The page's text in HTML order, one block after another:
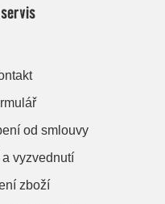
od smlouvy
vyzvednutí
zboží